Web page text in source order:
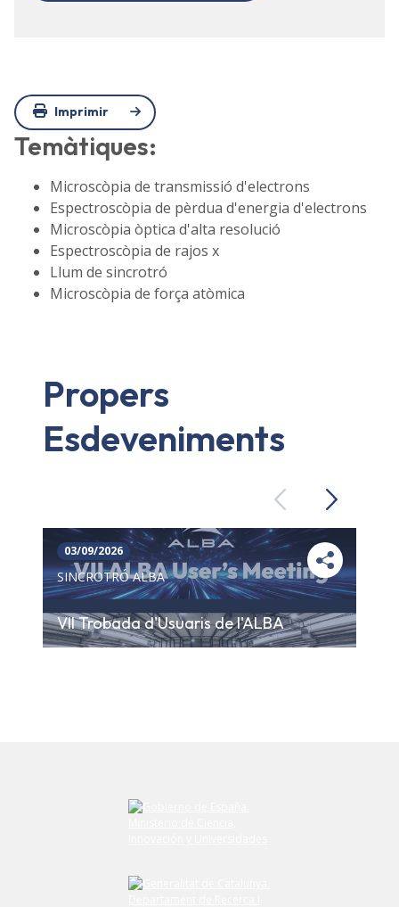
Imprimir
Temàtiques:
Microscòpia de transmissió d'electrons
Espectroscòpia de pèrdua d'energia d'electrons
Microscòpia òptica d'alta resolució
Espectroscòpia de rajos x
Llum de sincrotró
Microscòpia de força atòmica
Propers
Esdeveniments
PreviousNext
03/09/2026
SINCROTRÓ ALBA
VII Trobada d'Usuaris de l'ALBA